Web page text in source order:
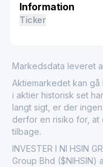
Information
Ticker
Markedsdata leveret
Aktiemarkedet kan
i aktier historisk set
langt sigt, er der
derfor en risiko for,
tilbage.
INVESTER I NI HSIN
Group Bhd ($NIHSIN)